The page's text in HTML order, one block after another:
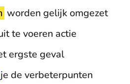
worden gelijk omgezet
te voeren actie
ergste geval
je de verbeterpunten